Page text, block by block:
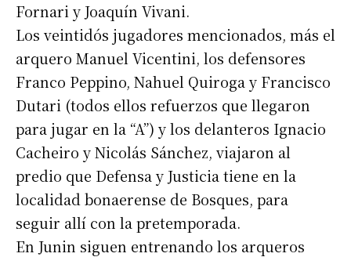
Fornari y Joaquín Vivani.
Los veintidós jugadores mencionados, más el
arquero Manuel Vicentini, los defensores
Franco Peppino, Nahuel Quiroga y Francisco
Dutari (todos ellos refuerzos que llegaron
para jugar en la “A”) y los delanteros Ignacio
Cacheiro y Nicolás Sánchez, viajaron al
predio que Defensa y Justicia tiene en la
localidad bonaerense de Bosques, para
seguir allí con la pretemporada.
En Junin siguen entrenando los arqueros